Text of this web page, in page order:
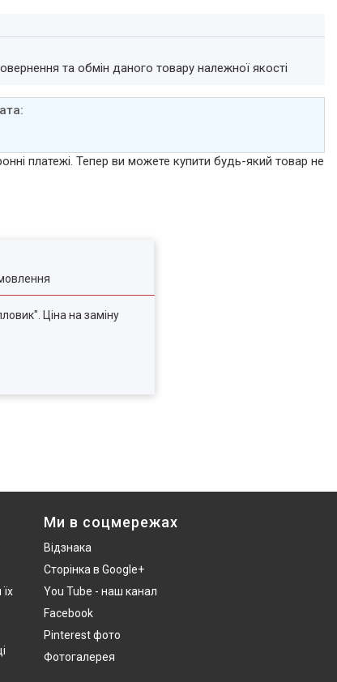
та обмін даного товару належної якості
платежі. Тепер ви можете купити будь-який товар не
Ціна на заміну
Ми в соцмережах
Відзнака
Сторінка в Google+
You Tube - наш канал
Facebook
Pinterest фото
Фотогалерея